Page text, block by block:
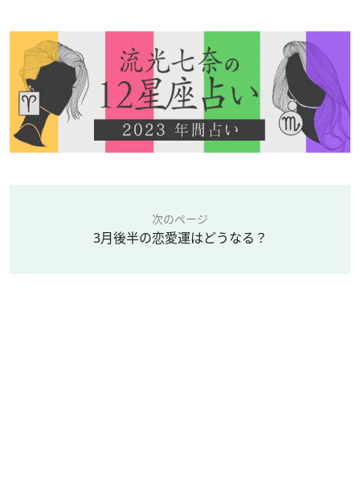
次のページ
3月後半の恋愛運はどうなる？